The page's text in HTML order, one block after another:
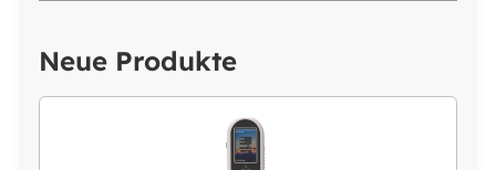
Neue Produkte